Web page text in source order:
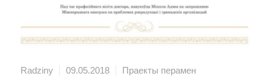
Radziny 09.05.2018 Праекты перамен